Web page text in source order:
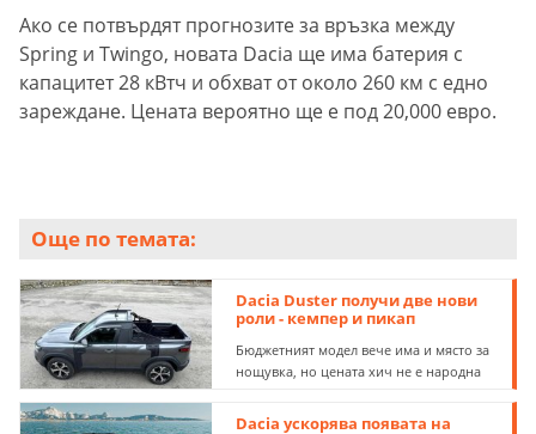
Ако се потвърдят прогнозите за връзка между
Spring и Twingo, новата Dacia ще има батерия с
капацитет 28 кВтч и обхват от около 260 км с едно
зареждане. Цената вероятно ще е под 20,000 евро.
Още по темата:
Dacia Duster получи две нови
роли - кемпер и пикап
Бюджетният модел вече има и място за
нощувка, но цената хич не е народна
Dacia ускорява появата на